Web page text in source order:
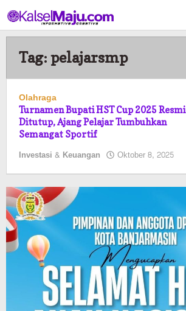
ke
konten
Tag: pelajarsmp
Olahraga
Turnamen Bupati HST Cup 2025 Resmi
Ditutup, Ajang Pelajar Tumbuhkan
Semangat Sportif
Investasi & Keuangan Oktober 8, 2025